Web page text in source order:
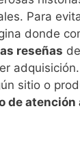
Para
donde
reseñas
sitio o
de atención